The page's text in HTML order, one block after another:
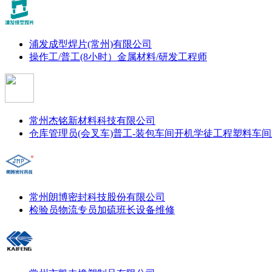
浦发成型焊片(常州)有限公司
操作工/普工(8小时） 金属材料/研发工程师
常州杰铭新材料科技有限公司
仓库管理员(会叉车)普工-装包车间开机学徒工程塑料车
常州朗博密封科技股份有限公司
检验员物流专员加硫班长设备维修